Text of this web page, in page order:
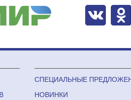
СПЕЦИАЛЬНЫЕ
НОВИНКИ